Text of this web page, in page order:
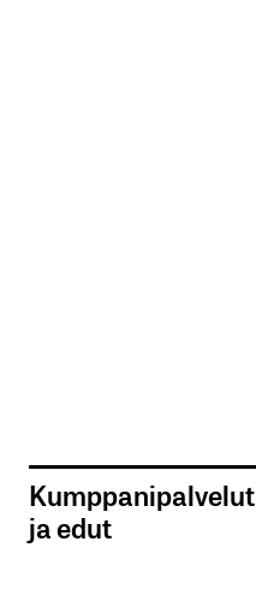
Kumppanipalvelut
ja edut